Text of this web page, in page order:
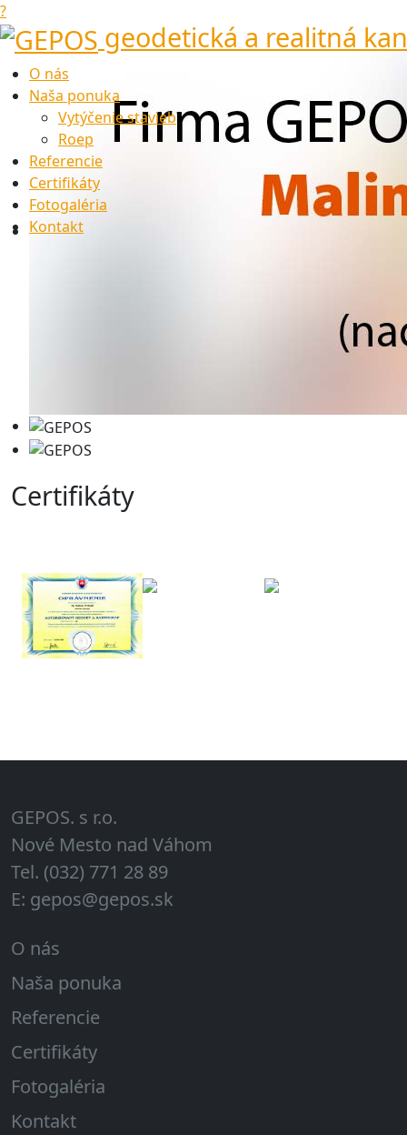
?
geodetická a realitná
O nás
Naša ponuka
Vytýčenie stavieb
Roep
Referencie
Certifikáty
Fotogaléria
Kontakt
Certifikáty
GEPOS. s r.o.
Nové Mesto nad Váhom
Tel. (032) 771 28 89
E: gepos@gepos.sk
O nás
Naša ponuka
Referencie
Certifikáty
Fotogaléria
Kontakt